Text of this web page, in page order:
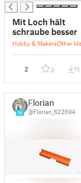
Mit Loch hält
schraube besser
Hobby & MakersOther
2 0 15
14
Florian
@Florian_622694